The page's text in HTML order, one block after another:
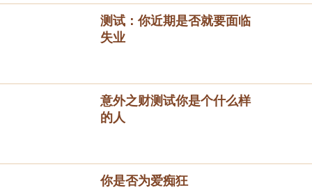
测试：你近期是否就要面临
失业
意外之财测试你是个什么样
的人
你是否为爱痴狂